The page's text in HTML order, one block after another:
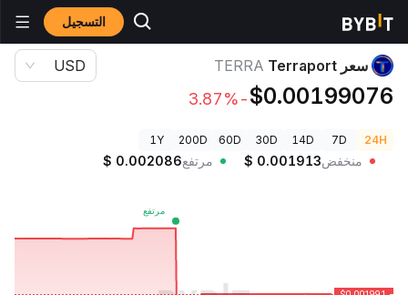
التسجيل أسعار العملات الرقمية
سعر Terraport TERRA
$0.00199076
-3.87%
USD
24H
7D
14D
30D
60D
200D
1Y
منخفض $ 0.001913 مرتفع $ 0.002086